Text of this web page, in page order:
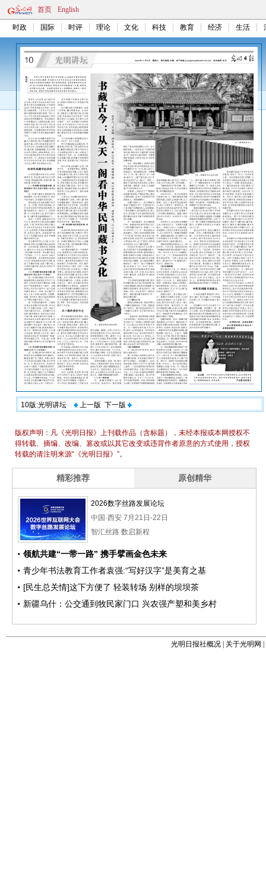
首页 English
时政 国际 时评 理论 文化 科技 教育 经济 生活
10版:光明讲坛 上一版 下一版
光明日报社概况 关于光明网